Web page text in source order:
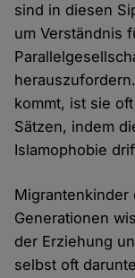
sind in diesen
um Verständnis
kommt, ist sie
Sätzen, indem
Islamophobie
Migrantenkinder
Generationen
der Erziehung
selbst oft